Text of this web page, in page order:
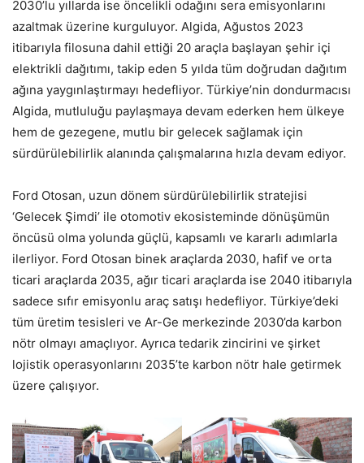
2030’lu yıllarda ise öncelikli odağını sera emisyonlarını
azaltmak üzerine kurguluyor. Algida, Ağustos 2023
itibarıyla filosuna dahil ettiği 20 araçla başlayan şehir içi
elektrikli dağıtımı, takip eden 5 yılda tüm doğrudan dağıtım
ağına yaygınlaştırmayı hedefliyor. Türkiye’nin dondurmacısı
Algida, mutluluğu paylaşmaya devam ederken hem ülkeye
hem de gezegene, mutlu bir gelecek sağlamak için
sürdürülebilirlik alanında çalışmalarına hızla devam ediyor.
Ford Otosan, uzun dönem sürdürülebilirlik stratejisi
‘Gelecek Şimdi’ ile otomotiv ekosisteminde dönüşümün
öncüsü olma yolunda güçlü, kapsamlı ve kararlı adımlarla
ilerliyor. Ford Otosan binek araçlarda 2030, hafif ve orta
ticari araçlarda 2035, ağır ticari araçlarda ise 2040 itibarıyla
sadece sıfır emisyonlu araç satışı hedefliyor. Türkiye’deki
tüm üretim tesisleri ve Ar-Ge merkezinde 2030’da karbon
nötr olmayı amaçlıyor. Ayrıca tedarik zincirini ve şirket
lojistik operasyonlarını 2035’te karbon nötr hale getirmek
üzere çalışıyor.